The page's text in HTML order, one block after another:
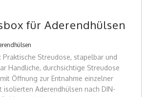
für Aderendhülsen
Praktische Streudose, stapelbar und
Handliche, durchsichtige Streudose
Öffnung zur Entnahme einzelner
isolierten Aderendhülsen nach DIN-